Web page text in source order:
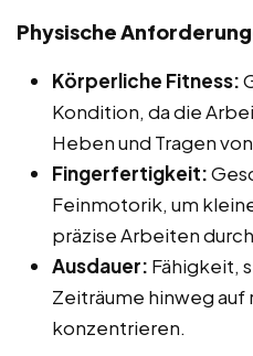
Physische
Körperliche Fitness:
Kondition, da die
Heben und Tragen
Fingerfertigkeit:
Feinmotorik, um
präzise Arbeiten
Ausdauer: Fähigkeit,
Zeiträume hinweg
konzentrieren.